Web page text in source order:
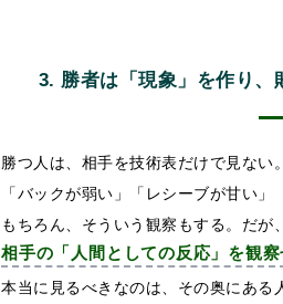
3. 勝者は「現象」を作り、
勝つ人は、相手を技術表だけで見ない。
「バックが弱い」「レシーブが甘い」
もちろん、そういう観察もする。だが
相手の「人間としての反応」を観察
本当に見るべきなのは、その奥にある